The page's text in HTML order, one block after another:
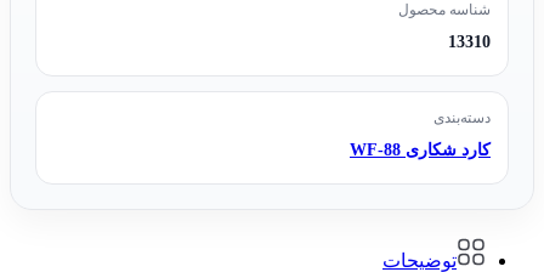
شناسه محصول
13310
دسته‌بندی
کارد شکاری WF-88
توضیحات